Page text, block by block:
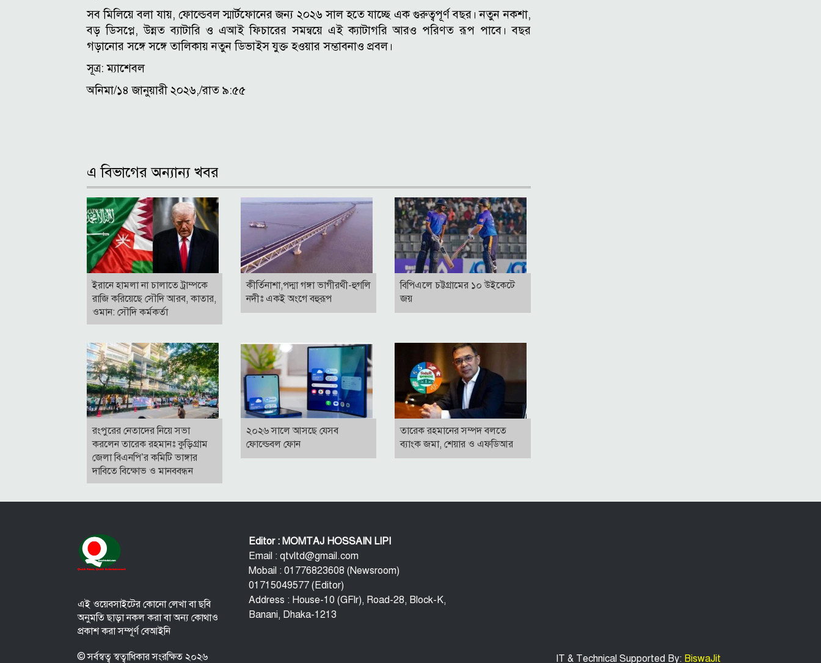
সব মিলিয়ে বলা যায়, ফোল্ডেবল স্মার্টফোনের জন্য ২০২৬ সাল হতে যাচ্ছে এক গুরুত্বপূর্ণ বছর। নতুন নকশা,
বড় ডিসপ্লে, উন্নত ব্যাটারি ও এআই ফিচারের সমন্বয়ে এই ক্যাটাগরি আরও পরিণত রূপ পাবে। বছর
গড়ানোর সঙ্গে সঙ্গে তালিকায় নতুন ডিভাইস যুক্ত হওয়ার সম্ভাবনাও প্রবল।
সূত্র: ম্যাশেবল
অনিমা/১৪ জানুয়ারী ২০২৬,/রাত ৯:৫৫
এ বিভাগের অন্যান্য খবর
ইরানে হামলা না চালাতে ট্রাম্পকে
রাজি করিয়েছে সৌদি আরব, কাতার,
ওমান: সৌদি কর্মকর্তা
কীর্তিনাশা,পদ্মা গঙ্গা ভাগীরথী-হুগলি
নদীঃ একই অংগে বহুরূপ
বিপিএলে চট্টগ্রামের ১০ উইকেটে
জয়
রংপুরের নেতাদের নিয়ে সভা
করলেন তারেক রহমানঃ কুড়িগ্রাম
জেলা বিএনপি’র কমিটি ভাঙ্গার
দাবিতে বিক্ষোভ ও মানববন্ধন
২০২৬ সালে আসছে যেসব
ফোল্ডেবল ফোন
তারেক রহমানের সম্পদ বলতে
ব্যাংক জমা, শেয়ার ও এফডিআর
এই ওয়েবসাইটের কোনো লেখা বা ছবি
অনুমতি ছাড়া নকল করা বা অন্য কোথাও
প্রকাশ করা সম্পূর্ণ বেআইনি
Editor : MOMTAJ HOSSAIN LIPI
Email : qtvltd@gmail.com
Mobail : 01776823608 (Newsroom)
01715049577 (Editor)
Address : House-10 (GFlr), Road-28, Block-K,
Banani, Dhaka-1213
© সর্বস্বত্ব স্বত্বাধিকার সংরক্ষিত ২০২৬ IT & Technical Supported By: BiswaJit